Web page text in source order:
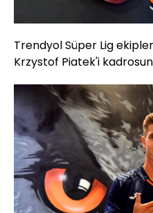
Trendyol Süper Lig
Krzystof Piatek'i